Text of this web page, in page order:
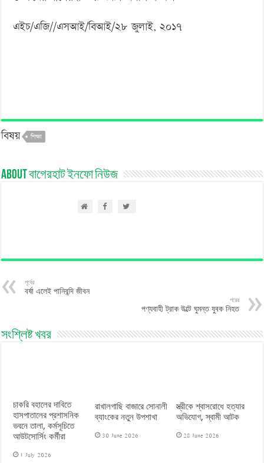
এইচ/এজি//এসআই/বিআই/২৮ জুলাই, ২০১৭
বিষয় শিক্ষা
About বাগেরহাট ইনফো নিউজ
পূর্বের
বর্ষা এলেই পানিবন্দি জীবন
পরের
পণ্যবাহী ট্রাক উল্টে ঘুমন্ত যুবক নিহত
সংশ্লিষ্ট খবর
চাকরি বহালের দাবিতে
হাসপাতালের প্রশাসনিক
ভবনে তালা, কর্মসূচিতে
আউটসোর্সিং কর্মীরা
1 July 2026
রাখালগাছি বাজারে সোনালী
ব্যাংকের নতুন উপশাখা
30 June 2026
স্ত্রীকে শ্বাসরোধে হত্যার
অভিযোগ, স্বামী আটক
28 June 2026